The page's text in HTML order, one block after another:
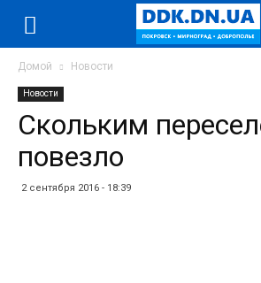
Домой Новости
Новости
Скольким
повезло
2 сентября 2016 - 18:39